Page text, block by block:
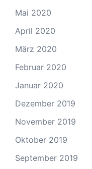
Mai 2020
April 2020
März 2020
Februar 2020
Januar 2020
Dezember 2019
November 2019
Oktober 2019
September 2019